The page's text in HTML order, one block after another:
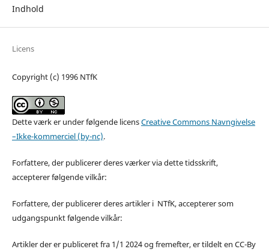
Indhold
Licens
Copyright (c) 1996 NTfK
Dette værk er under følgende licensCreative Commons Navngivelse
–Ikke-kommerciel (by-nc).
Forfattere, der publicerer deres værker via dette tidsskrift,
accepterer følgende vilkår:
Forfattere, der publicerer deres artikler i NTfK, accepterer som
udgangspunkt følgende vilkår:
Artikler der er publiceret fra 1/1 2024 og fremefter, er tildelt en CC-By